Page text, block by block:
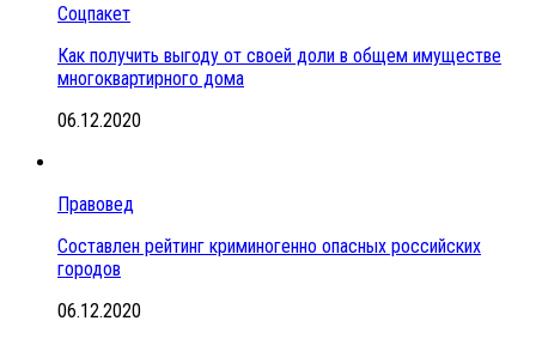
Соцпакет
Как получить выгоду от своей доли в общем имуществе
многоквартирного дома
06.12.2020
Правовед
Составлен рейтинг криминогенно опасных российских
городов
06.12.2020